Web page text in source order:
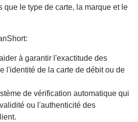
que le type de carte, la marque et le
à garantir l'exactitude des
l'identité de la carte de débit ou de
de vérification automatique qui
ou l'authenticité des